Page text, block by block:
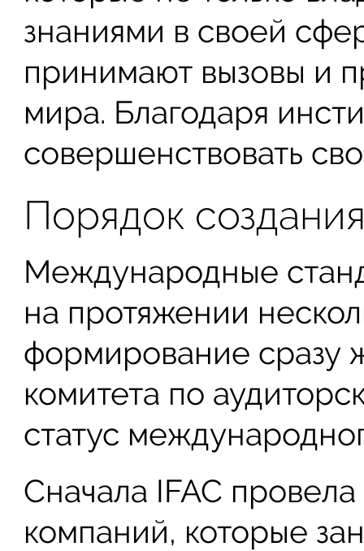
знаниями в своей
принимают вызовы и
мира. Благодаря
совершенствовать
Порядок
Международные
на протяжении
формирование сразу
комитета по
статус
Сначала IFAC
компаний, которые